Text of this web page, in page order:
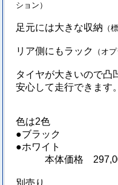
ション）
足元には大きな収納 （
リア側にもラック （オ
タイヤが大きいので凸
安心して走行できます。
色は2色
●ブラック
●ホワイト
本体価格
別売り